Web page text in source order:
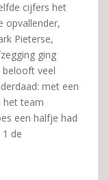
cijfers het
opvallender,
Pieterse,
ging
belooft veel
met een
het team
een halfje had
de